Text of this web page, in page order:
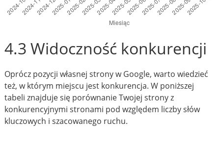
4.3 Widoczność konkurencji
Oprócz pozycji własnej strony w Google, warto wiedzieć
też, w którym miejscu jest konkurencja. W poniższej
tabeli znajduje się porównanie Twojej strony z
konkurencyjnymi stronami pod względem liczby słów
kluczowych i szacowanego ruchu.